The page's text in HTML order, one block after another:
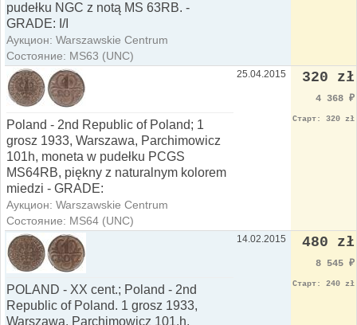
pudełku NGC z notą MS 63RB. -
GRADE: I/I
Аукцион: Warszawskie Centrum
Состояние: MS63 (UNC)
Poland - 2nd Republic of Poland; 1
grosz 1933, Warszawa, Parchimowicz
101h, moneta w pudełku PCGS
MS64RB, piękny z naturalnym kolorem
miedzi - GRADE:
Аукцион: Warszawskie Centrum
Состояние: MS64 (UNC)
25.04.2015 320 zł
4 368 ₽
Старт: 320 zł
POLAND - XX cent.; Poland - 2nd
Republic of Poland. 1 grosz 1933,
Warszawa, Parchimowicz 101.h,
14.02.2015 480 zł
8 545 ₽
Старт: 240 zł